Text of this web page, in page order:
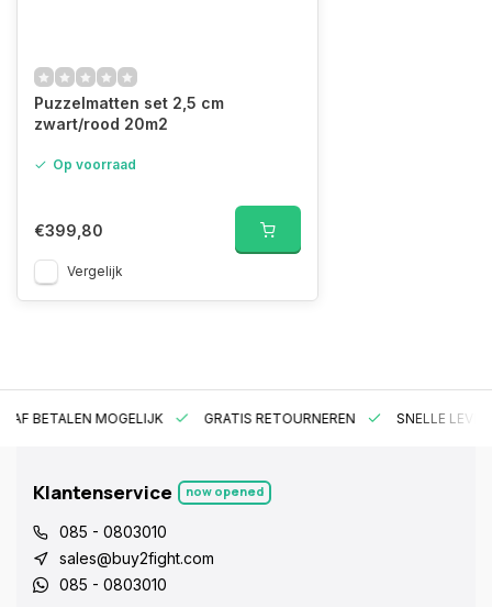
Puzzelmatten set 2,5 cm
zwart/rood 20m2
Op voorraad
€399,80
Vergelijk
BETALEN MOGELIJK GRATIS RETOURNEREN SNELLE
Klantenservice now opened
085 - 0803010
sales@buy2fight.com
085 - 0803010